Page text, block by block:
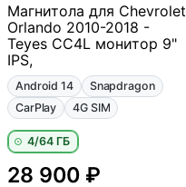
Магнитола для Chevrolet
Orlando 2010-2018 -
Teyes CC4L монитор 9"
IPS,
Android 14
Snapdragon
CarPlay
4G SIM
4/64 ГБ
28 900 ₽